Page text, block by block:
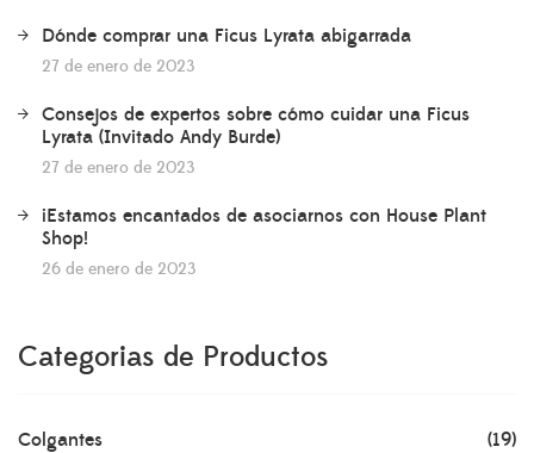
Dónde comprar una Ficus Lyrata abigarrada
27 de enero de 2023
Consejos de expertos sobre cómo cuidar una Ficus
Lyrata (Invitado Andy Burde)
27 de enero de 2023
¡Estamos encantados de asociarnos con House Plant
Shop!
26 de enero de 2023
Categorias de Productos
Colgantes (19)